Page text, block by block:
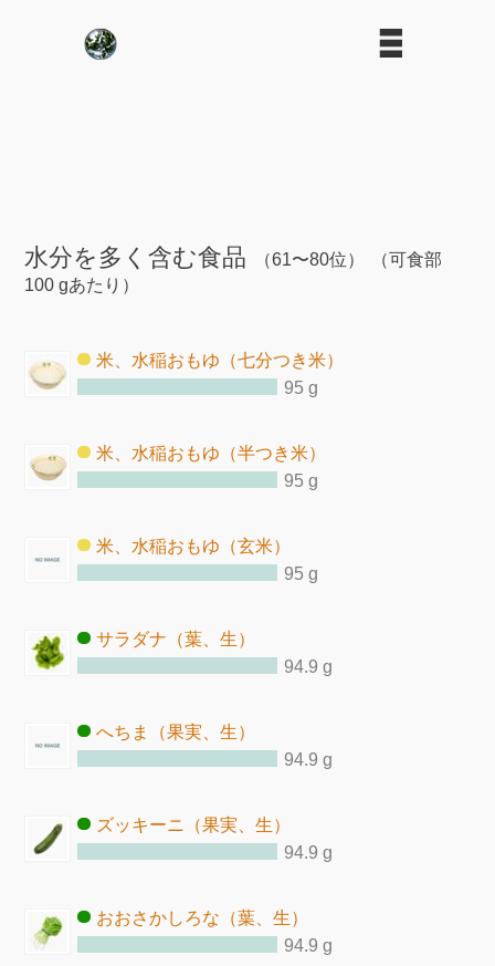
水分を多く含む食品 （61〜80位）
（可食部
100 gあたり）
米、水稲おもゆ（七分つき米）
95 g
米、水稲おもゆ（半つき米）
95 g
米、水稲おもゆ（玄米）
95 g
サラダナ（葉、生）
94.9 g
へちま（果実、生）
94.9 g
ズッキーニ（果実、生）
94.9 g
おおさかしろな（葉、生）
94.9 g